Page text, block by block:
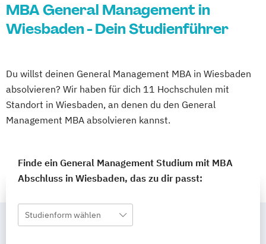
MBA General Management in
Wiesbaden - Dein Studienführer
Du willst deinen General Management MBA in Wiesbaden
absolvieren? Wir haben für dich 11 Hochschulen mit
Standort in Wiesbaden, an denen du den General
Management MBA absolvieren kannst.
Finde ein General Management Studium mit MBA
Abschluss in Wiesbaden, das zu dir passt:
Studienform wählen